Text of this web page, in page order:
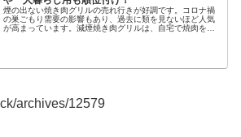
煙の出ない焼き肉グリルの売れ行きが好調です。コロナ禍
の巣ごもり需要の影響もあり、過去に類を見ないほど人気
が高まっています。減煙焼き肉グリルは、自宅で焼肉を食
archives/12579